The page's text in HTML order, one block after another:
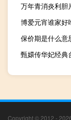
万年青消炎利胆
博爱元宵谁家好
保价期是什么意
甄嬛传华妃经典
Copyright © 2012 -